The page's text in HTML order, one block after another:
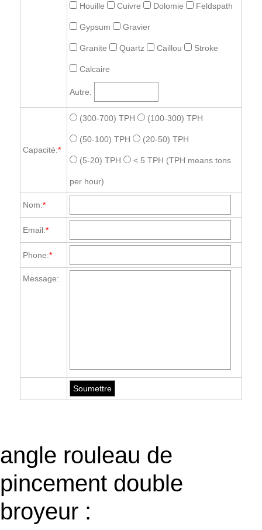
Houille Cuivre Dolomie Feldspath
Gypsum Gravier
Granite Quartz Caillou Stroke
Calcaire
Autre:
Capacité:*
(300-700) TPH (100-300) TPH
(50-100) TPH (20-50) TPH
(5-20) TPH < 5 TPH (TPH means tons
per hour)
Nom:*
Email:*
Phone:*
Message:
angle rouleau de
pincement double
broyeur :